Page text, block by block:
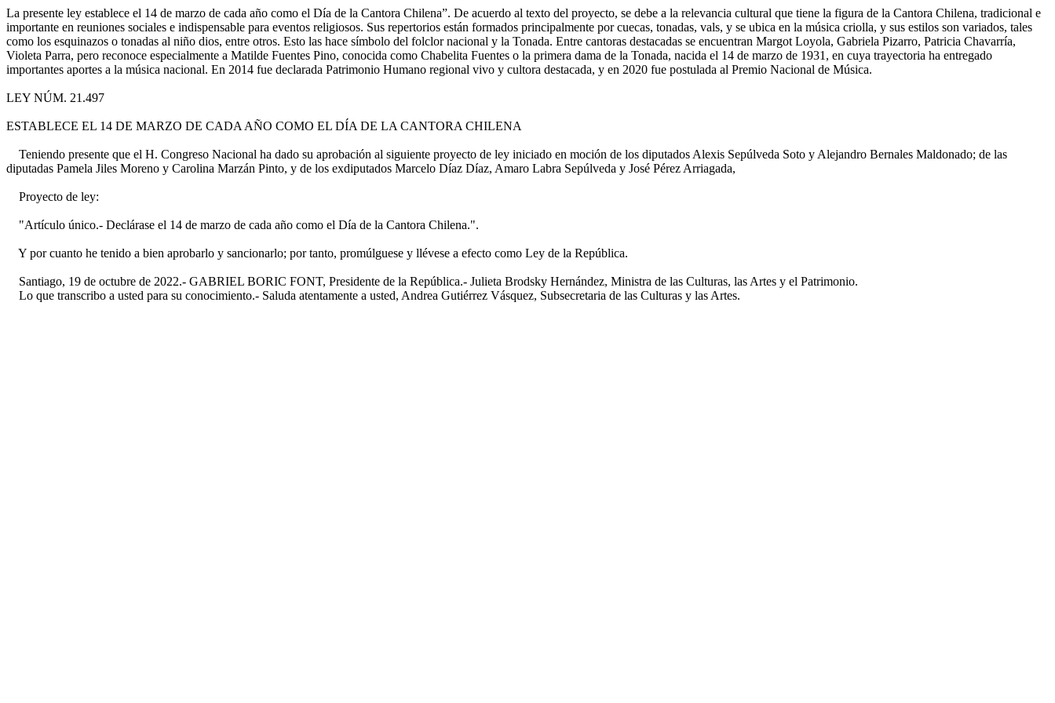
La presente ley establece el 14 de marzo de cada año como el Día de la Cantora Chilena”. De acuerdo al texto del proyecto, se debe a la relevancia cultural que tiene la figura de la Cantora Chilena, tradicional e
importante en reuniones sociales e indispensable para eventos religiosos. Sus repertorios están formados principalmente por cuecas, tonadas, vals, y se ubica en la música criolla, y sus estilos son variados, tales
como los esquinazos o tonadas al niño dios, entre otros. Esto las hace símbolo del folclor nacional y la Tonada. Entre cantoras destacadas se encuentran Margot Loyola, Gabriela Pizarro, Patricia Chavarría,
Violeta Parra, pero reconoce especialmente a Matilde Fuentes Pino, conocida como Chabelita Fuentes o la primera dama de la Tonada, nacida el 14 de marzo de 1931, en cuya trayectoria ha entregado
importantes aportes a la música nacional. En 2014 fue declarada Patrimonio Humano regional vivo y cultora destacada, y en 2020 fue postulada al Premio Nacional de Música.
LEY NÚM. 21.497
ESTABLECE EL 14 DE MARZO DE CADA AÑO COMO EL DÍA DE LA CANTORA CHILENA
Teniendo presente que el H. Congreso Nacional ha dado su aprobación al siguiente proyecto de ley iniciado en moción de los diputados Alexis Sepúlveda Soto y Alejandro Bernales Maldonado; de las
diputadas Pamela Jiles Moreno y Carolina Marzán Pinto, y de los exdiputados Marcelo Díaz Díaz, Amaro Labra Sepúlveda y José Pérez Arriagada,
Proyecto de ley:
"Artículo único.- Declárase el 14 de marzo de cada año como el Día de la Cantora Chilena.".
Y por cuanto he tenido a bien aprobarlo y sancionarlo; por tanto, promúlguese y llévese a efecto como Ley de la República.
Santiago, 19 de octubre de 2022.- GABRIEL BORIC FONT, Presidente de la República.- Julieta Brodsky Hernández, Ministra de las Culturas, las Artes y el Patrimonio.
Lo que transcribo a usted para su conocimiento.- Saluda atentamente a usted, Andrea Gutiérrez Vásquez, Subsecretaria de las Culturas y las Artes.